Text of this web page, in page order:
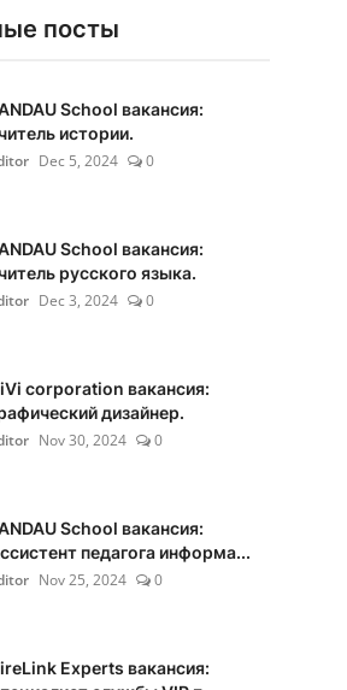
посты
School вакансия:
истории.
Dec 5, 2024 0
School вакансия:
русского языка.
Dec 3, 2024 0
corporation вакансия:
дизайнер.
Nov 30, 2024 0
School вакансия:
педагога информа...
Nov 25, 2024 0
Experts вакансия: